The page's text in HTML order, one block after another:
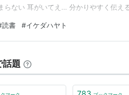
らない 耳がいてえ… 分かりやすく伝え
常であった気づきや失敗を記事にする
た… ▼ 「ピク…
読書 #イケダハヤト
話題